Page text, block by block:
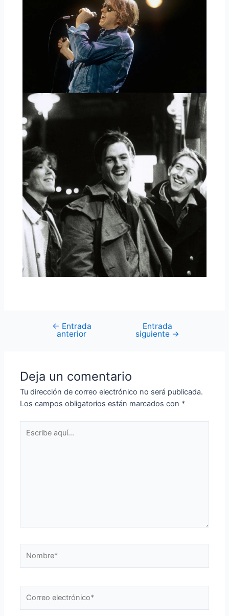
Navegación
← Entrada
anterior
Entrada
siguiente →
Deja un comentario
Tu dirección de correo electrónico no será publicada.
Los campos obligatorios están marcados con *
aquí...
electrónico*